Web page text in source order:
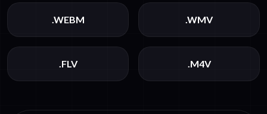
.WEBM .WMV
.FLV .M4V